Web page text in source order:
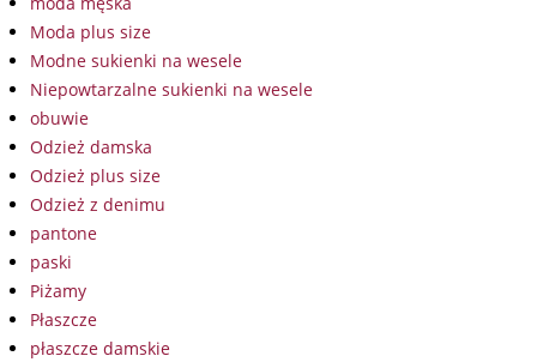
Moda plus size
Modne sukienki na wesele
Niepowtarzalne sukienki na wesele
obuwie
Odzież damska
Odzież plus size
Odzież z denimu
pantone
paski
Piżamy
Płaszcze
płaszcze damskie